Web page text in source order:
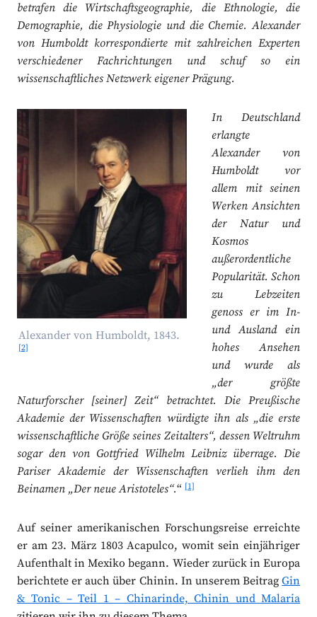
betrafen die Wirtschaftsgeographie, die Ethnologie, die
Demographie, die Physiologie und die Chemie. Alexander
von Humboldt korrespondierte mit zahlreichen Experten
verschiedener Fachrichtungen und schuf so ein
wissenschaftliches Netzwerk eigener Prägung.
Alexander von Humboldt, 1843.
[2]
In Deutschland
erlangte
Alexander von
Humboldt vor
allem mit seinen
Werken Ansichten
der Natur und
Kosmos
außerordentliche
Popularität. Schon
zu Lebzeiten
genoss er im In-
und Ausland ein
hohes Ansehen
und wurde als
„der größte
Naturforscher [seiner] Zeit“ betrachtet. Die Preußische
Akademie der Wissenschaften würdigte ihn als „die erste
wissenschaftliche Größe seines Zeitalters“, dessen Weltruhm
sogar den von Gottfried Wilhelm Leibniz überrage. Die
Pariser Akademie der Wissenschaften verlieh ihm den
Beinamen „Der neue Aristoteles“.“[1]
Auf seiner amerikanischen Forschungsreise erreichte
er am 23. März 1803 Acapulco, womit sein einjähriger
Aufenthalt in Mexiko begann. Wieder zurück in Europa
berichtete er auch über Chinin. In unserem BeitragGin
& Tonic – Teil 1 – Chinarinde, Chinin und Malaria